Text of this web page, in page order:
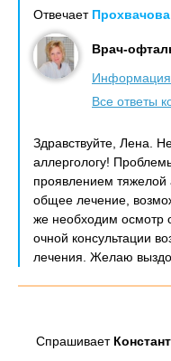
Отвечает
Врач-
Информация
Все ответы
Здравствуйте, Лена.
аллергологу!
проявлением
общее лечение,
же необходим осмотр
очной консультации
лечения. Желаю
Спрашивает